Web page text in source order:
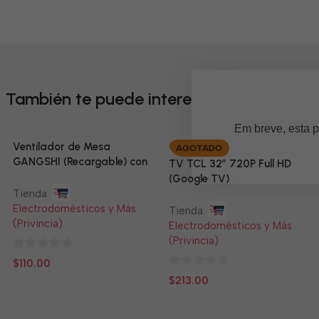
También te puede interesar
Ventilador de Mesa
GANGSHI (Recargable) con
Tienda:
Electrodomésticos y Más
(Privincia)
0
$110.00
AGOTADO
TV TCL 32” 720P Full HD
(Google TV)
Tienda:
Electrodomésticos y Más
(Privincia)
0
$213.00
Em breve, esta